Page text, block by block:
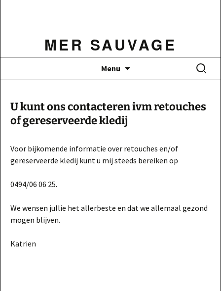
MER SAUVAGE
Menu
Zoeken
naar:
U kunt ons contacteren ivm retouches
of gereserveerde kledij
Voor bijkomende informatie over retouches en/of
gereserveerde kledij kunt u mij steeds bereiken op
0494/06 06 25.
We wensen jullie het allerbeste en dat we allemaal gezond
mogen blijven.
Katrien